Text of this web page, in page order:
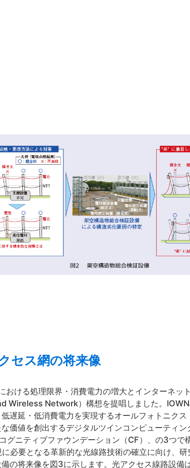
セス網の将来像
ける処理限界・消費電力の増大とインターネッ
Wireless Network）構想を提唱しました。IOWN
遅延・低消費電力を実現するオールフォトニク
価値を創出するデジタルツインコンピューティ
グニティブファウンデーション（CF）、の3つ
必要となる革新的な光線路技術の確立に向け、研
の将来像を図3に示します。光アクセス線路設備